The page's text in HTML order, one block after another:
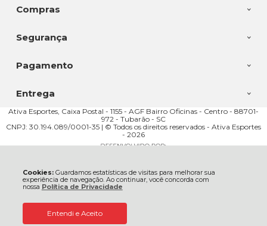
Cookies: Guardamos estatísticas de visitas para melhorar sua
experiência de navegação. Ao continuar, você concorda com
nossa Política de Privacidade
Entendi e Aceito
Compras
Segurança
Pagamento
Entrega
Ativa Esportes, Caixa Postal - 1155 - AGF Bairro Oficinas - Centro - 88701-
972 - Tubarão - SC
CNPJ: 30.194.089/0001-35 | © Todos os direitos reservados - Ativa Esportes
- 2026